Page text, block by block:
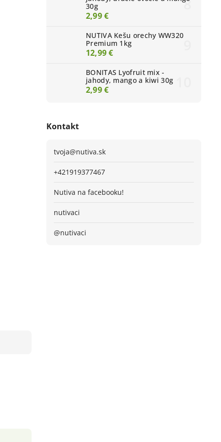
30g
2,99 €
NUTIVA Kešu orechy WW320
Premium 1kg
12,99 €
BONITAS Lyofruit mix -
jahody, mango a kiwi 30g
2,99 €
Kontakt
tvoja@nutiva.sk
+421919377467
Nutiva na facebooku!
nutivaci
@nutivaci